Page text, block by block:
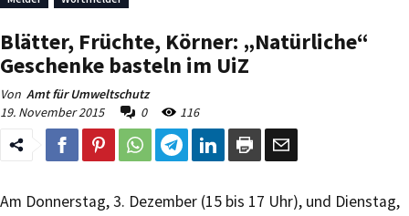
Blätter, Früchte, Körner: „Natürliche“
Geschenke basteln im UiZ
Von Amt für Umweltschutz
19. November 2015
0 116
Am Donnerstag, 3. Dezember (15 bis 17 Uhr), und Dienstag,